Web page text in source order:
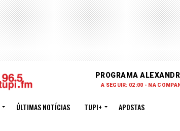
PROGRAMA
A SEGUIR: 02:00 - NA
ÚLTIMAS NOTÍCIAS TUPI+ APOSTAS